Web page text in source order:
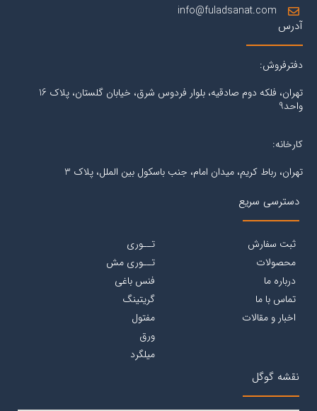
info@fuladsanat.com
آدرس
دفترفروش:
تهران، فلکه دوم صادقیه، بلوار فردوس شرق، خیابان گلستان، پلاک 16
واحد9
کارخانه:
تهران، رباط کریم، میدان امام، جنب باسکول بین الملل، پلاک 3
دسترسی سریع
ثبت سفارش
محصولات
درباره ما
تماس با ما
اخبار و مقالات
تــوری
تــوری مش
فنس باغی
گریتینگ
مفتول
ورق
میلگرد
نقشه گوگل